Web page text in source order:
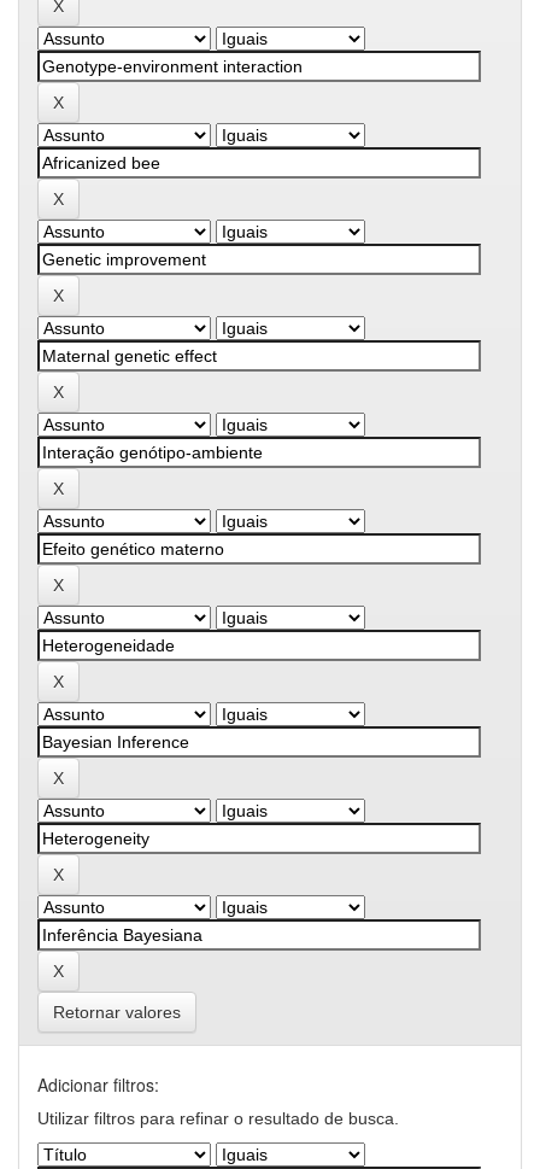
Retornar valores
Adicionar filtros:
Utilizar filtros para refinar o resultado de busca.